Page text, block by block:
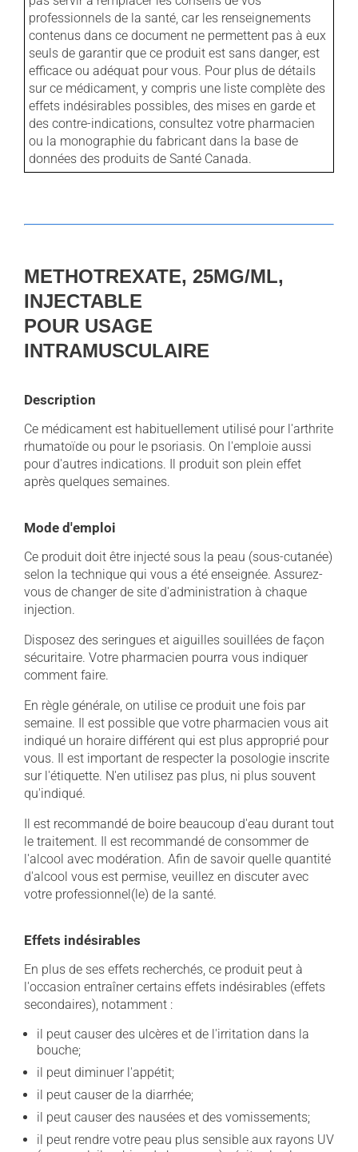
professionnels de la santé, car les renseignements
contenus dans ce document ne permettent pas à eux
seuls de garantir que ce produit est sans danger, est
efficace ou adéquat pour vous. Pour plus de détails
sur ce médicament, y compris une liste complète des
effets indésirables possibles, des mises en garde et
des contre-indications, consultez votre pharmacien
ou la monographie du fabricant dans la base de
données des produits de Santé Canada.
METHOTREXATE, 25MG/ML,
INJECTABLE
POUR USAGE
INTRAMUSCULAIRE
Description
Ce médicament est habituellement utilisé pour l'arthrite
rhumatoïde ou pour le psoriasis. On l'emploie aussi
pour d'autres indications. Il produit son plein effet
après quelques semaines.
Mode d'emploi
Ce produit doit être injecté sous la peau (sous-cutanée)
selon la technique qui vous a été enseignée. Assurez-
vous de changer de site d'administration à chaque
injection.
Disposez des seringues et aiguilles souillées de façon
sécuritaire. Votre pharmacien pourra vous indiquer
comment faire.
En règle générale, on utilise ce produit une fois par
semaine. Il est possible que votre pharmacien vous ait
indiqué un horaire différent qui est plus approprié pour
vous. Il est important de respecter la posologie inscrite
sur l'étiquette. N'en utilisez pas plus, ni plus souvent
qu'indiqué.
Il est recommandé de boire beaucoup d'eau durant tout
le traitement. Il est recommandé de consommer de
l'alcool avec modération. Afin de savoir quelle quantité
d'alcool vous est permise, veuillez en discuter avec
votre professionnel(le) de la santé.
Effets indésirables
En plus de ses effets recherchés, ce produit peut à
l'occasion entraîner certains effets indésirables (effets
secondaires), notamment :
il peut causer des ulcères et de l'irritation dans la
bouche;
il peut diminuer l'appétit;
il peut causer de la diarrhée;
il peut causer des nausées et des vomissements;
il peut rendre votre peau plus sensible aux rayons UV